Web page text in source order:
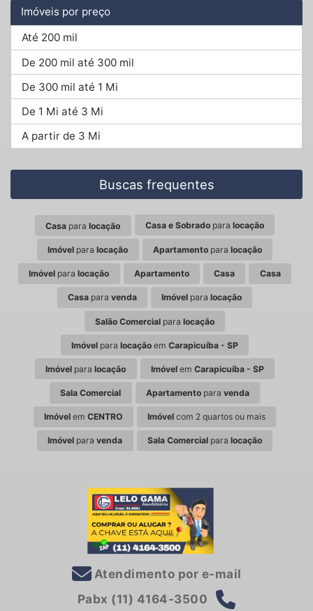
Imóveis por preço
Até 200 mil
De 200 mil até 300 mil
De 300 mil até 1 Mi
De 1 Mi até 3 Mi
A partir de 3 Mi
Buscas frequentes
Casa paralocação Casa e Sobradopara locação
Imóvel paralocação Apartamentopara locação
Imóvel paralocação Apartamento Casa Casa
Casapara venda Imóvel paralocação
Salão Comercial para locação
Imóvel para locação em Carapicuíba - SP
Imóvel paralocação Imóvelem Carapicuíba - SP
Sala Comercial Apartamentopara venda
Imóvelem CENTRO Imóvel com 2 quartos ou mais
Imóvel paravenda Sala Comercialpara locação
Atendimento por e-mail
Pabx (11) 4164-3500